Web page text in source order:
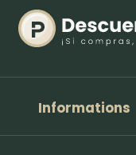
Informations